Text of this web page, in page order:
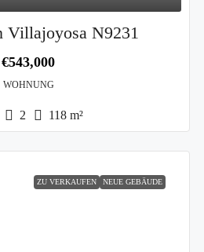
Villajoyosa N9231
€543,000
WOHNUNG
2 118 m²
ZU VERKAUFEN NEUE GEBÄUDE